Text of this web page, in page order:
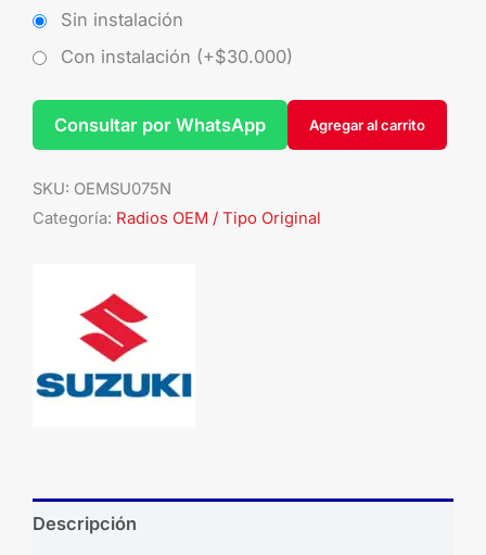
Sin instalación
Con instalación (+$30.000)
Agregar al carrito
Consultar por WhatsApp
SKU: OEMSU075N
Categoría: Radios OEM / Tipo Original
Descripción